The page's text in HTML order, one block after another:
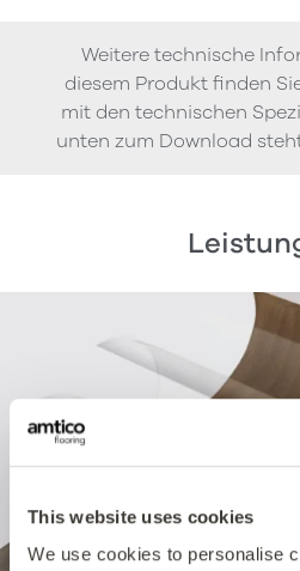
This website uses cookies
We use cookies to personalise
Weitere technische
diesem Produkt finden
mit den technischen
unten zum Download